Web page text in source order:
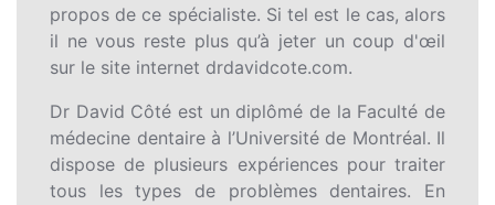
propos de ce spécialiste. Si tel est le cas, alors
il ne vous reste plus qu’à jeter un coup d'œil
sur le site internet drdavidcote.com.
Dr David Côté est un diplômé de la Faculté de
médecine dentaire à l’Université de Montréal. Il
dispose de plusieurs expériences pour traiter
tous les types de problèmes dentaires. En